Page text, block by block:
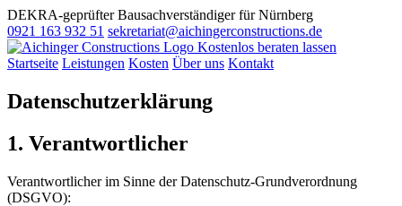
DEKRA-geprüfter Bausachverständiger für Nürnberg
0921 163 932 51 sekretariat@aichingerconstructions.de
Kostenlos beraten lassen
Startseite Leistungen Kosten Über uns Kontakt
Datenschutzerklärung
1. Verantwortlicher
Verantwortlicher im Sinne der Datenschutz-Grundverordnung
(DSGVO):